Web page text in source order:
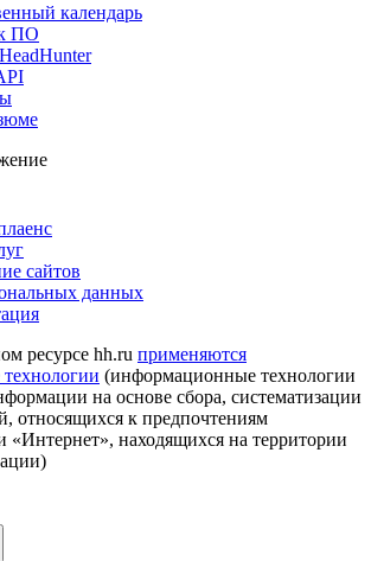
календарь
ПО
сайтов
данных
ресурсе hh.ru применяются
(информационные технологии
на основе сбора, систематизации
относящихся к предпочтениям
«Интернет», находящихся на территории